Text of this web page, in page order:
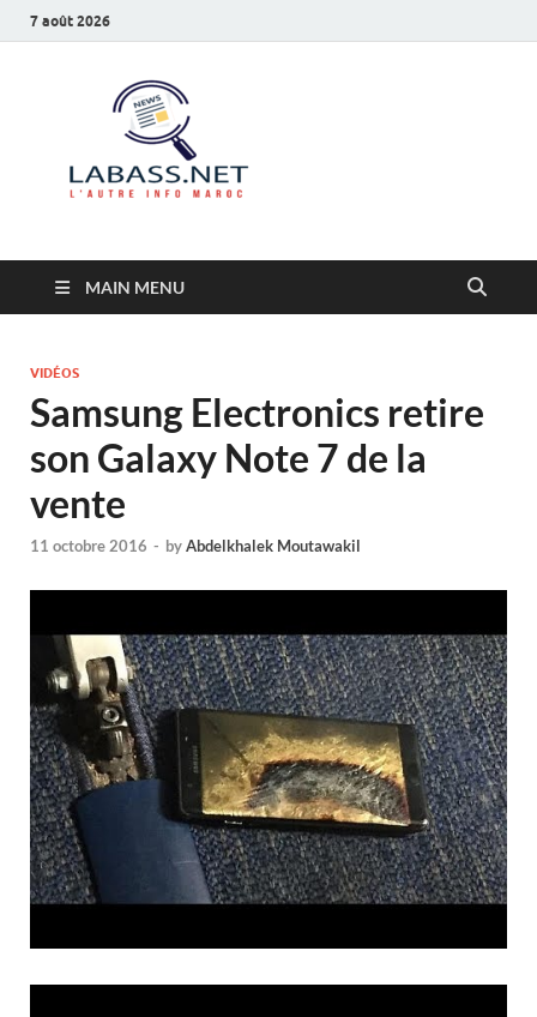
7 août 2026
MAIN MENU
VIDÉOS
Samsung Electronics retire
son Galaxy Note 7 de la
vente
11 octobre 2016 - byAbdelkhalek Moutawakil